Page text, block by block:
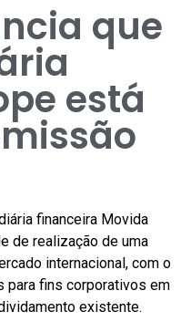
que
está
financeira Movida
de realização de uma
internacional, com o
para fins corporativos em
existente.